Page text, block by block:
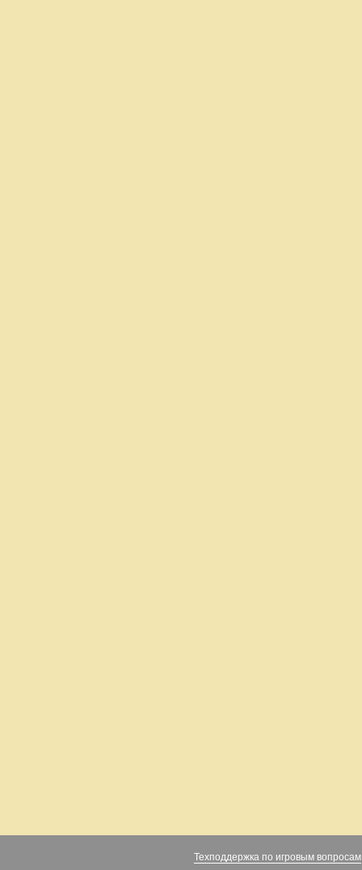
Техподдержка по игровым вопросам